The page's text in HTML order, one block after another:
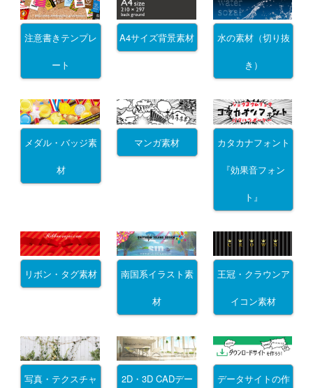
注意書きテンプレ
ート
A4サイズ背景素材 水の素材（切り抜
き）
メダル・バッジ素
材
マンガ素材 カタカナフォント
『効果音フォン
ト』
リボン・タグ素材 南国系イラスト素
材
王冠・クラウンア
イコン素材
写真・テクスチャ 2D・3D CADデー データサイトの作